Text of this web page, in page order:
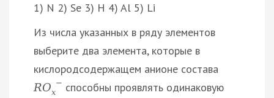
1) N 2) Se 3) H 4) Al 5) Li
Из числа указанных в ряду элементов
выберите два элемента, которые в
кислородсодержащем анионе состава
ROx
− способны проявлять одинаковую